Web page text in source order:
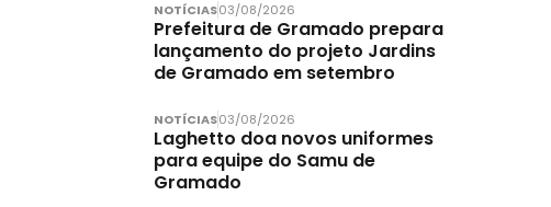
NOTÍCIAS03/08/2026
Prefeitura de Gramado prepara
lançamento do projeto Jardins
de Gramado em setembro
NOTÍCIAS03/08/2026
Laghetto doa novos uniformes
para equipe do Samu de
Gramado